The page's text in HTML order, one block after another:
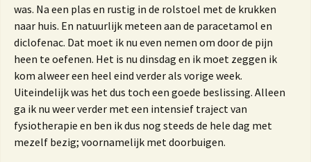
was. Na een plas en rustig in de rolstoel met de krukken
naar huis. En natuurlijk meteen aan de paracetamol en
diclofenac. Dat moet ik nu even nemen om door de pijn
heen te oefenen. Het is nu dinsdag en ik moet zeggen ik
kom alweer een heel eind verder als vorige week.
Uiteindelijk was het dus toch een goede beslissing. Alleen
ga ik nu weer verder met een intensief traject van
fysiotherapie en ben ik dus nog steeds de hele dag met
mezelf bezig; voornamelijk met doorbuigen.